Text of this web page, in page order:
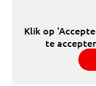
Klik op
te